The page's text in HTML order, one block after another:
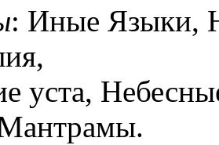
: Иные Языки,
уста,